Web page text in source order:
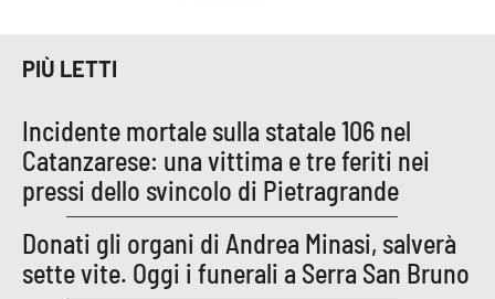
Parchi Marini Calabria
Leggendo Alvaro insieme
Imprese Di Calabria
PIÙ LETTI
Incidente mortale sulla statale 106 nel
Catanzarese: una vittima e tre feriti nei
pressi dello svincolo di Pietragrande
Donati gli organi di Andrea Minasi, salverà
sette vite. Oggi i funerali a Serra San Bruno